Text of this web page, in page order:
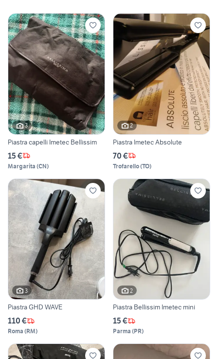
3
Piastra capelli Imetec Bellissim
15 €
Margarita (CN)
2
Piastra Imetec Absolute
70 €
Trofarello(TO)
3
Piastra GHD WAVE
110 €
Roma (RM)
2
Piastra Bellissim Imetec mini
15 €
Parma (PR)